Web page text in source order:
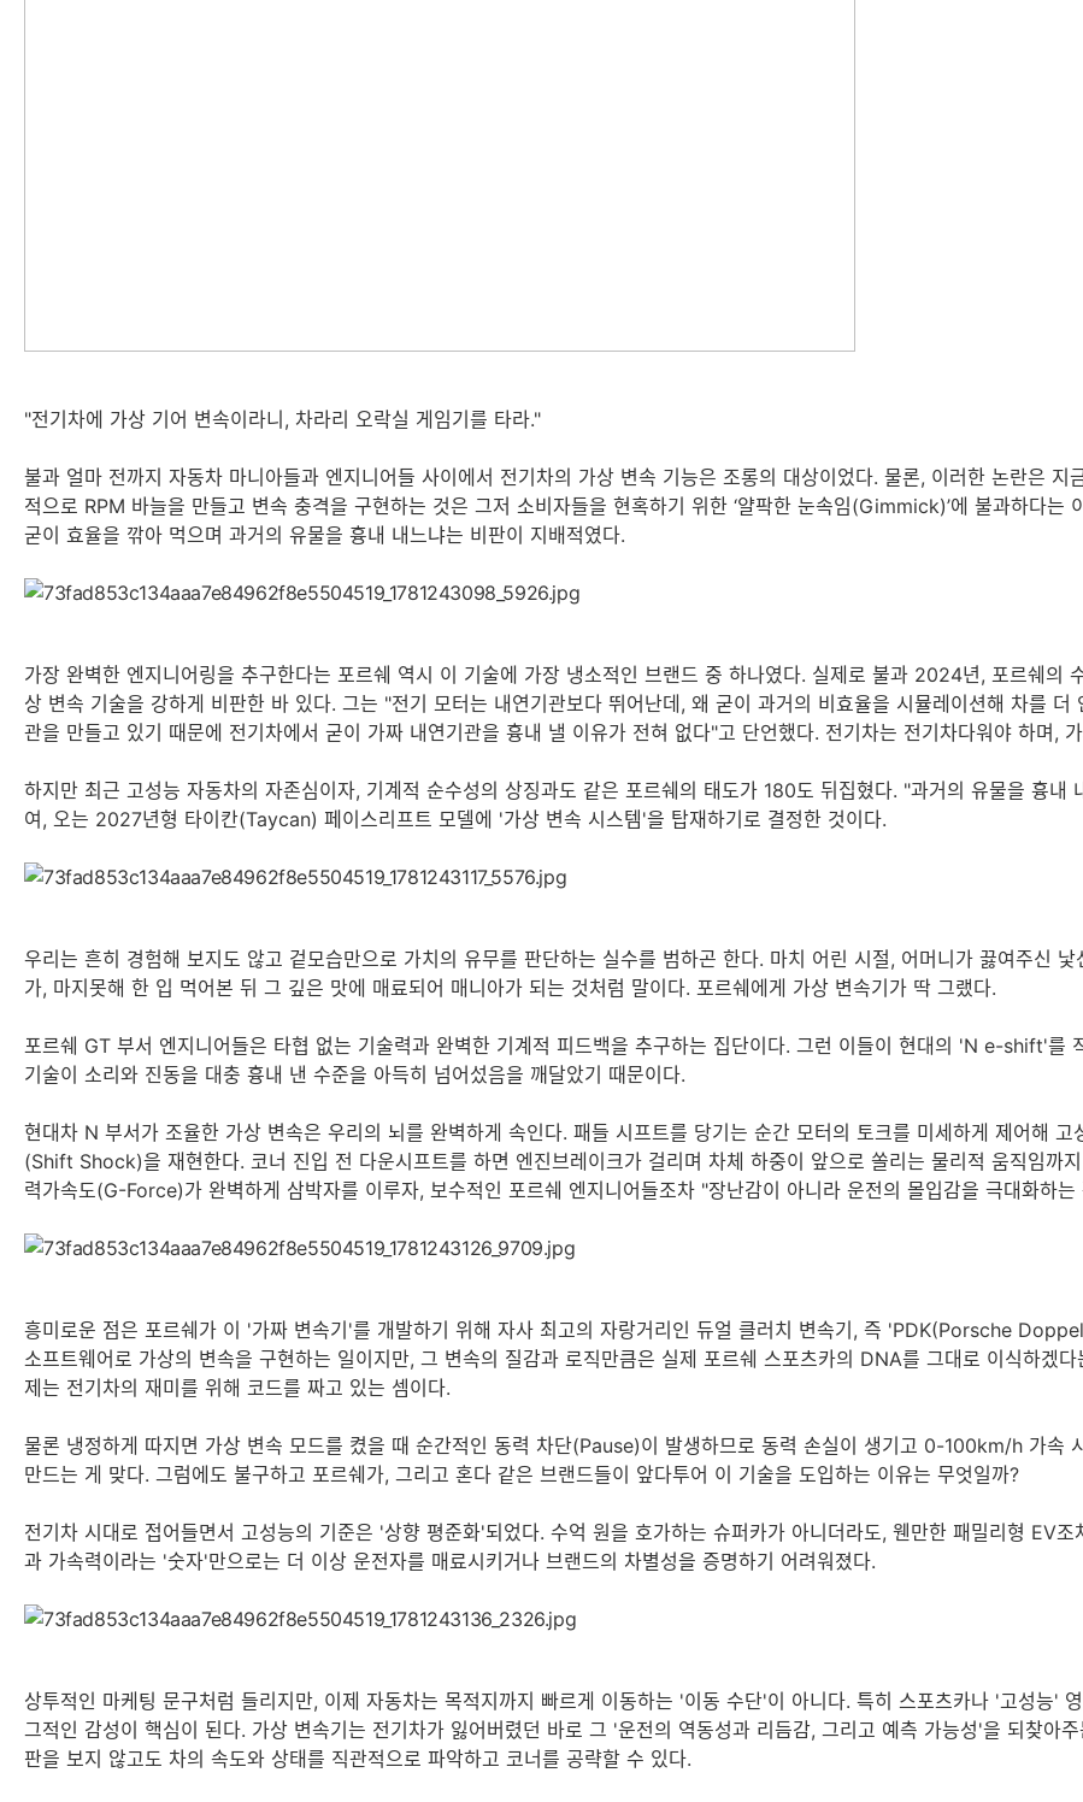
"전기차에 가상 기어 변속이라니, 차라리 오락실 게임기를 타라."
불과 얼마 전까지 자동차 마니아들과 엔지니어들 사이에서 전기차의 가상 변속 기능은 조롱의 대상이었다. 물론, 이러한 논란은 지
적으로 RPM 바늘을 만들고 변속 충격을 구현하는 것은 그저 소비자들을 현혹하기 위한 ‘얄팍한 눈속임(Gimmick)’에 불과하다는
굳이 효율을 깎아 먹으며 과거의 유물을 흉내 내느냐는 비판이 지배적였다.
가장 완벽한 엔지니어링을 추구한다는 포르쉐 역시 이 기술에 가장 냉소적인 브랜드 중 하나였다. 실제로 불과 2024년, 포르쉐
상 변속 기술을 강하게 비판한 바 있다. 그는 "전기 모터는 내연기관보다 뛰어난데, 왜 굳이 과거의 비효율을 시뮬레이션해 차를 더
관을 만들고 있기 때문에 전기차에서 굳이 가짜 내연기관을 흉내 낼 이유가 전혀 없다"고 단언했다. 전기차는 전기차다워야 하며,
하지만 최근 고성능 자동차의 자존심이자, 기계적 순수성의 상징과도 같은 포르쉐의 태도가 180도 뒤집혔다. "과거의 유물을 흉
여, 오는 2027년형 타이칸(Taycan) 페이스리프트 모델에 '가상 변속 시스템'을 탑재하기로 결정한 것이다.
우리는 흔히 경험해 보지도 않고 겉모습만으로 가치의 유무를 판단하는 실수를 범하곤 한다. 마치 어린 시절, 어머니가 끓여주신
가, 마지못해 한 입 먹어본 뒤 그 깊은 맛에 매료되어 매니아가 되는 것처럼 말이다. 포르쉐에게 가상 변속기가 딱 그랬다.
포르쉐 GT 부서 엔지니어들은 타협 없는 기술력과 완벽한 기계적 피드백을 추구하는 집단이다. 그런 이들이 현대의 'N e-shift'를
기술이 소리와 진동을 대충 흉내 낸 수준을 아득히 넘어섰음을 깨달았기 때문이다.
현대차 N 부서가 조율한 가상 변속은 우리의 뇌를 완벽하게 속인다. 패들 시프트를 당기는 순간 모터의 토크를 미세하게 제어해
(Shift Shock)을 재현한다. 코너 진입 전 다운시프트를 하면 엔진브레이크가 걸리며 차체 하중이 앞으로 쏠리는 물리적 움직임까
력가속도(G-Force)가 완벽하게 삼박자를 이루자, 보수적인 포르쉐 엔지니어들조차 "장난감이 아니라 운전의 몰입감을 극대화하
흥미로운 점은 포르쉐가 이 '가짜 변속기'를 개발하기 위해 자사 최고의 자랑거리인 듀얼 클러치 변속기, 즉 'PDK(Porsche
소프트웨어로 가상의 변속을 구현하는 일이지만, 그 변속의 질감과 로직만큼은 실제 포르쉐 스포츠카의 DNA를 그대로 이식하겠
제는 전기차의 재미를 위해 코드를 짜고 있는 셈이다.
물론 냉정하게 따지면 가상 변속 모드를 켰을 때 순간적인 동력 차단(Pause)이 발생하므로 동력 손실이 생기고 0-100km/h 가속
만드는 게 맞다. 그럼에도 불구하고 포르쉐가, 그리고 혼다 같은 브랜드들이 앞다투어 이 기술을 도입하는 이유는 무엇일까?
전기차 시대로 접어들면서 고성능의 기준은 '상향 평준화'되었다. 수억 원을 호가하는 슈퍼카가 아니더라도, 웬만한 패밀리형 EV
과 가속력이라는 '숫자'만으로는 더 이상 운전자를 매료시키거나 브랜드의 차별성을 증명하기 어려워졌다.
상투적인 마케팅 문구처럼 들리지만, 이제 자동차는 목적지까지 빠르게 이동하는 '이동 수단'이 아니다. 특히 스포츠카나 '고성능'
그적인 감성이 핵심이 된다. 가상 변속기는 전기차가 잃어버렸던 바로 그 '운전의 역동성과 리듬감, 그리고 예측 가능성'을 되찾아
판을 보지 않고도 차의 속도와 상태를 직관적으로 파악하고 코너를 공략할 수 있다.